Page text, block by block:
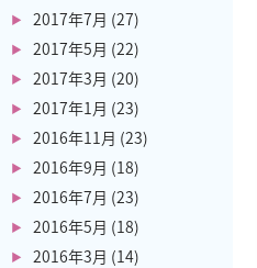
2017年7月 (27)
2017年5月 (22)
2017年3月 (20)
2017年1月 (23)
2016年11月 (23)
2016年9月 (18)
2016年7月 (23)
2016年5月 (18)
2016年3月 (14)